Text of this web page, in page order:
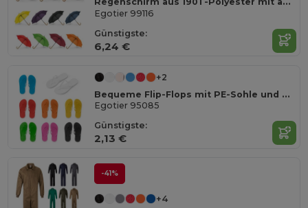
Egotier 99116
Günstigste:
6,24 €
+2
Bequeme Flip-Flops mit PE-Sohle und PVC-Riemen
Egotier 95085
Günstigste:
2,13 €
-41%
+4